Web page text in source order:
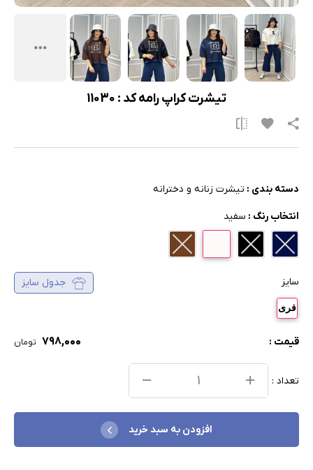
تیشرت کراپ رامه کد : 11030
دسته بندی : تیشرت زنانه و دخترانه
انتخاب رنگ : سفید
سایز جدول سایز
فری
قیمت : ۷۹۸,۰۰۰ تومان
تعداد :
افزودن به سبد خرید